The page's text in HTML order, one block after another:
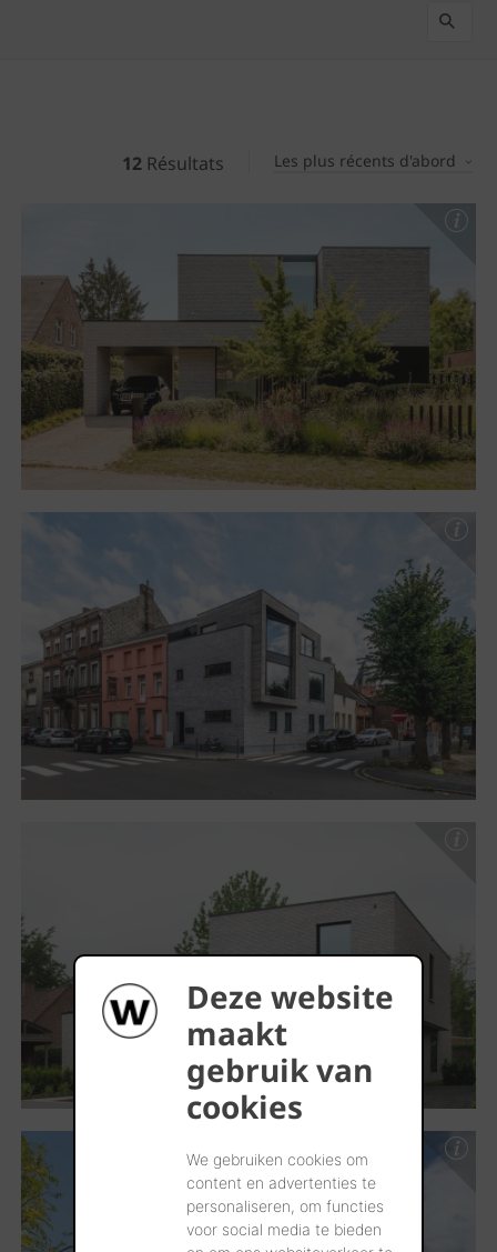
Deze website
maakt
gebruik van
cookies
We gebruiken cookies om
content en advertenties te
personaliseren, om functies
voor social media te bieden
12 Résultats Les plus récents d'abord